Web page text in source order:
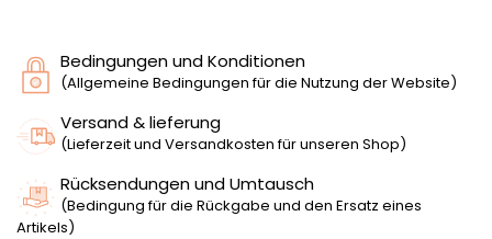
Bedingungen und Konditionen
(Allgemeine Bedingungen für die Nutzung der Website)
Versand & lieferung
(Lieferzeit und Versandkosten für unseren Shop)
Rücksendungen und Umtausch
(Bedingung für die Rückgabe und den Ersatz eines
Artikels)